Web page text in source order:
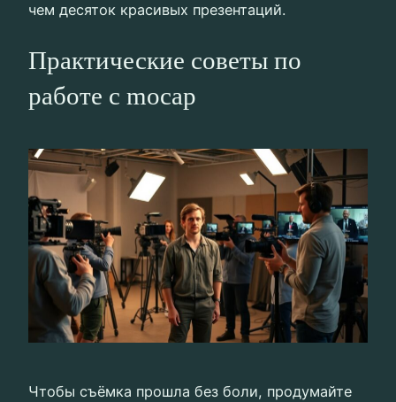
чем десяток красивых презентаций.
Практические советы по
работе с mocap
Чтобы съёмка прошла без боли, продумайте